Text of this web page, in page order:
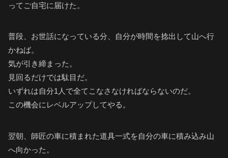
ってご自宅に届けた。
普段、お世話になっている分、自分が時間を捻出して山へ行
かねば。
気が引き締まった。
見回るだけでは駄目だ。
いずれは自分1人で全てこなさなければならないのだ。
この機会にレベルアップしてやる。
翌朝、師匠の車に積まれた道具一式を自分の車に積み込み山
へ向かった。